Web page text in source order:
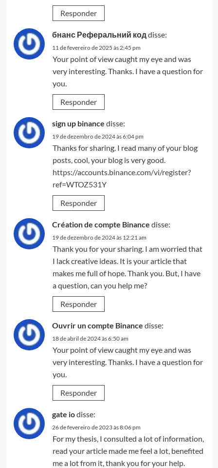
Responder
бнанс Реферальний код disse:
11 de fevereiro de 2025 às 2:45 pm
Your point of view caught my eye and was
very interesting. Thanks. I have a question for
you.
Responder
sign up binance disse:
19 de dezembro de 2024 às 6:04 pm
Thanks for sharing. I read many of your blog
posts, cool, your blog is very good.
https://accounts.binance.com/vi/register?
ref=WTOZ531Y
Responder
Création de compte Binance disse:
19 de dezembro de 2024 às 12:21 am
Thank you for your sharing. I am worried that
I lack creative ideas. It is your article that
makes me full of hope. Thank you. But, I have
a question, can you help me?
Responder
Ouvrir un compte Binance disse:
18 de abril de 2024 às 6:50 am
Your point of view caught my eye and was
very interesting. Thanks. I have a question for
you.
Responder
gate iodisse:
26 de fevereiro de 2023 às 8:06 pm
For my thesis, I consulted a lot of information,
read your article made me feel a lot, benefited
me a lot from it, thank you for your help.